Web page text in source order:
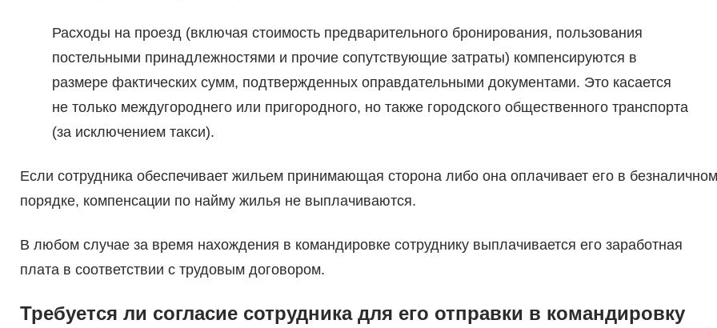
Расходы на проезд (включая стоимость предварительного бронирования, пользования
постельными принадлежностями и прочие сопутствующие затраты) компенсируются в
размере фактических сумм, подтвержденных оправдательными документами. Это касается
не только междугороднего или пригородного, но также городского общественного транспорта
(за исключением такси).
Если сотрудника обеспечивает жильем принимающая сторона либо она оплачивает его в безналичном
порядке, компенсации по найму жилья не выплачиваются.
В любом случае за время нахождения в командировке сотруднику выплачивается его заработная
плата в соответствии с трудовым договором.
Требуется ли согласие сотрудника для его отправки в командировку